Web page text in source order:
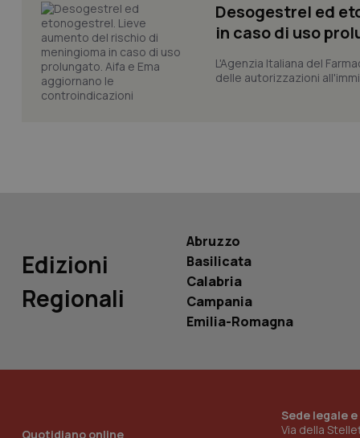
Desogestrel ed
in caso di uso
L'Agenzia Italiana del
delle autorizzazioni
Edizioni
Regionali
Abruzzo
Basilicata
Calabria
Campania
Emilia-Romagna
Quotidiano online
Sede legale
Via della
_ga
VISITOR_INFO1_LIVE